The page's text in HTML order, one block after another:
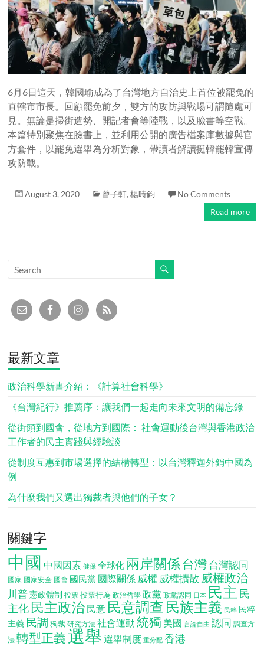
6月6日這天，韓國瑜成為了台灣地方自治史上首位被罷免的
直轄市市長。回顧罷免前夕，雙方的攻防與戰場可謂隨處可
見。無論是掃街造勢、開記者會等陸戰，以及臉書等空戰。
本篇特別聚焦在臉書上，並利用公開的廣告檔案庫數據與官
方套件，以罷免選舉為分析對象，帶讀者解讀挺韓罷韓宣傳
攻防戰。
August 3, 2020 曾子軒,楊時鈞
No Comments
Read more
最新文章
政治科學新書介紹：《計算社會科學》
《台灣紀行》推薦序：讓我們一起走向未來文明的備忘錄
從街頭到國會，從地方到國際： 社會運動後台灣與香港政治
工作者的民主實踐與經驗談
從制度互惠到市場選擇的結構轉型：以台灣釋迦外銷中國為
例
為什麼我們又選出獨裁者與他們的子女？
關鍵字
中國 中國因素 健保 全球化 兩岸關係 台灣台灣認同
國家 國家安全 國會 國民黨 國際關係 威權 威權擴散 威權政治
川普 憲政體制 投票 投票行為 政治哲學 政黨 政黨認同 日本 民主 民
主化 民主政治 民意 民意調查 民族主義 民粹 民粹
主義 民調 獨裁 研究方法 社會運動 統獨 美國 言論自由 認同 調查方
法 轉型正義 選舉 選舉制度 重分配 香港